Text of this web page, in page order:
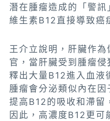
潛在腫瘤造成的「警
維生素B12直接導致癌
王介立說明，肝臟作
官，當肝臟受到腫瘤
釋出大量B12進入血液
腫瘤會分泌類似內在因
提高B12的吸收和滯留
因此，高濃度B12更可